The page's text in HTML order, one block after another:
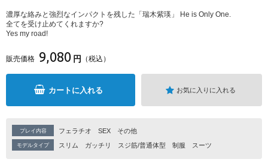
濃厚な絡みと強烈なインパクトを残した「瑞木紫瑛」 He is Only One.
全てを受け止めてくれますか?
Yes my road!
販売価格 9,080 円 （税込）
カートに入れる お気に入りに入れる
プレイ内容 フェラチオ SEX その他
モデルタイプ スリム ガッチリ スジ筋/普通体型 制服 スーツ